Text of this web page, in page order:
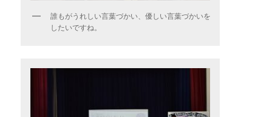
誰もがうれしい言葉づかい、優しい言葉づかいを
したいですね。